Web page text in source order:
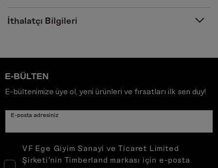
İthalatçı Bilgileri
E-BÜLTEN
E-bültenimize üye ol, yeni ürünleri ve fırsatları ilk sen duy!
E-posta adresiniz
VF Ege Giyim Sanayi ve Ticaret Limited
Şirketi’nin Timberland markası için e-posta